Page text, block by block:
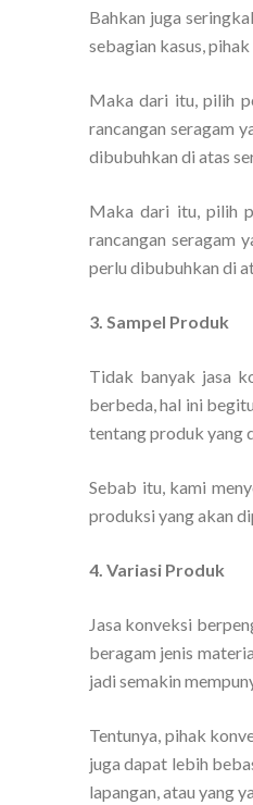
Bahkan juga
sebagian kasus,
Maka dari itu, pilih
rancangan seragam
dibubuhkan di atas
Maka dari itu, pilih
rancangan seragam
perlu dibubuhkan di
3. Sampel Produk
Tidak banyak jasa
berbeda, hal ini
tentang produk yang
Sebab itu, kami
produksi yang akan
4. Variasi Produk
Jasa konveksi
beragam jenis
jadi semakin
Tentunya, pihak
juga dapat lebih
lapangan, atau yang